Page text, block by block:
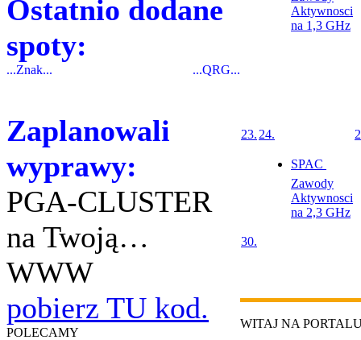
Ostatnio dodane
spoty:
...Znak... ...QRG...
Zaplanowali
wyprawy:
PGA-CLUSTER
na Twoją…
WWW
pobierz TU kod.
POLECAMY
Aktywnosci
na 1,3 GHz
23. 24.
SPAC 
Zawody
Aktywnosci
na 2,3 GHz
30.
WITAJ NA